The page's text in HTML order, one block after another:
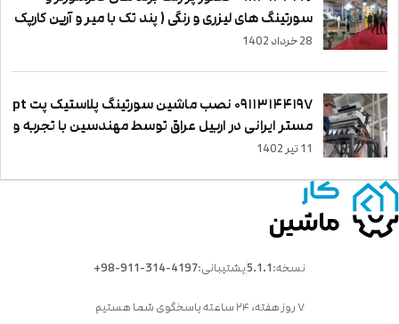
سورتینگ های لیزری و رنگی ( پند تک با میر و آرین کارپک
28 خرداد 1402
۰۹۱۱۳۱۴۴۱۹۷ نصب ماشین سورتینگ پلاستیک پت pt
مستر ایرانی در اربیل عراق توسط مهندسین با تجربه و
حرفه ای سورت مستر
11 تیر 1402
نسخه:5.1.1پشتیبانی:+98-911-314-4197
۷ روز هفته، ۲۴ ساعته پاسخگوی شما هستیم